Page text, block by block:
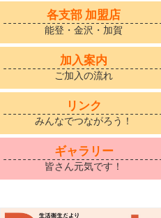
各支部 加盟店
能登・金沢・加賀
加入案内
ご加入の流れ
リンク
みんなでつながろう！
ギャラリー
皆さん元気です！